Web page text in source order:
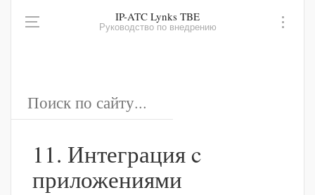
IP-ATC Lynks TBE
Руководство по внедрению
11. Интеграция c
приложениями